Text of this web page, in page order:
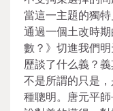
當這一主題的獨
通過一個土改時
數？》切進我們
歷談了什么義？
不是所謂的只是
種聰明。唐元平